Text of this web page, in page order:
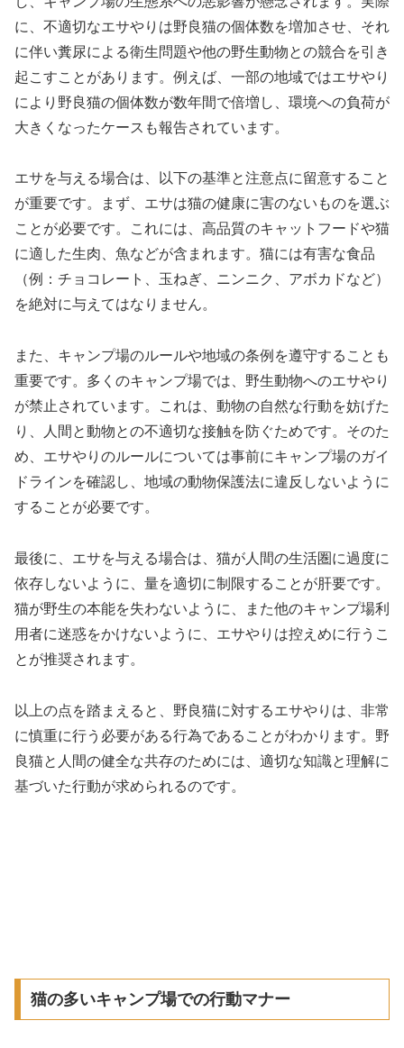
に、不適切なエサやりは野良猫の個体数を増加させ、それ
に伴い糞尿による衛生問題や他の野生動物との競合を引き
起こすことがあります。例えば、一部の地域ではエサやり
により野良猫の個体数が数年間で倍増し、環境への負荷が
大きくなったケースも報告されています。
エサを与える場合は、以下の基準と注意点に留意すること
が重要です。まず、エサは猫の健康に害のないものを選ぶ
ことが必要です。これには、高品質のキャットフードや猫
に適した生肉、魚などが含まれます。猫には有害な食品
（例：チョコレート、玉ねぎ、ニンニク、アボカドなど）
を絶対に与えてはなりません。
また、キャンプ場のルールや地域の条例を遵守することも
重要です。多くのキャンプ場では、野生動物へのエサやり
が禁止されています。これは、動物の自然な行動を妨げた
り、人間と動物との不適切な接触を防ぐためです。そのた
め、エサやりのルールについては事前にキャンプ場のガイ
ドラインを確認し、地域の動物保護法に違反しないように
することが必要です。
最後に、エサを与える場合は、猫が人間の生活圏に過度に
依存しないように、量を適切に制限することが肝要です。
猫が野生の本能を失わないように、また他のキャンプ場利
用者に迷惑をかけないように、エサやりは控えめに行うこ
とが推奨されます。
以上の点を踏まえると、野良猫に対するエサやりは、非常
に慎重に行う必要がある行為であることがわかります。野
良猫と人間の健全な共存のためには、適切な知識と理解に
基づいた行動が求められるのです。
猫の多いキャンプ場での行動マナー